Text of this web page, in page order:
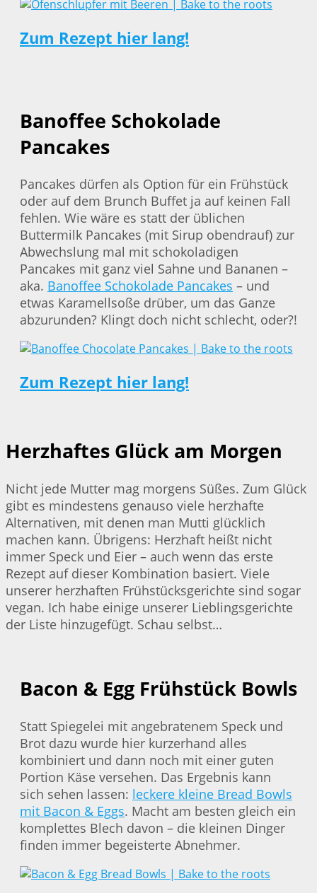
Zum Rezept hier lang!
Banoffee Schokolade
Pancakes
Pancakes dürfen als Option für ein Frühstück
oder auf dem Brunch Buffet ja auf keinen Fall
fehlen. Wie wäre es statt der üblichen
Buttermilk Pancakes (mit Sirup obendrauf) zur
Abwechslung mal mit schokoladigen
Pancakes mit ganz viel Sahne und Bananen –
aka. Banoffee Schokolade Pancakes – und
etwas Karamellsoße drüber, um das Ganze
abzurunden? Klingt doch nicht schlecht, oder?!
Zum Rezept hier lang!
Herzhaftes Glück am Morgen
Nicht jede Mutter mag morgens Süßes. Zum Glück
gibt es mindestens genauso viele herzhafte
Alternativen, mit denen man Mutti glücklich
machen kann. Übrigens: Herzhaft heißt nicht
immer Speck und Eier – auch wenn das erste
Rezept auf dieser Kombination basiert. Viele
unserer herzhaften Frühstücksgerichte sind sogar
vegan. Ich habe einige unserer Lieblingsgerichte
der Liste hinzugefügt. Schau selbst…
Bacon & Egg Frühstück Bowls
Statt Spiegelei mit angebratenem Speck und
Brot dazu wurde hier kurzerhand alles
kombiniert und dann noch mit einer guten
Portion Käse versehen. Das Ergebnis kann
sich sehen lassen: leckere kleine Bread Bowls
mit Bacon & Eggs. Macht am besten gleich ein
komplettes Blech davon – die kleinen Dinger
finden immer begeisterte Abnehmer.